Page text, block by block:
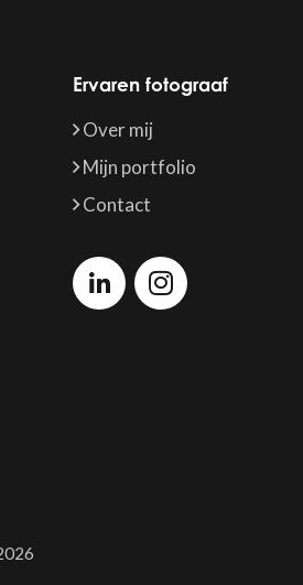
Ervaren fotograaf
Over mij
Mijn portfolio
Contact